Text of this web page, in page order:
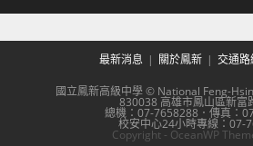
最新消息 關於鳳新 交通路
國立鳳新高級中學 © National Feng-
830038 高雄市鳳山區新富
總機：07-7658288．傳真：
校安中心24小時專線：07-
Copyright - OceanWP